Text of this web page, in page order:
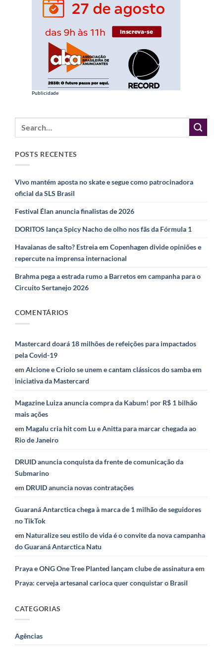
Publicidade
POSTS RECENTES
Vivo mantém aposta no skate e segue como patrocinadora
oficial da SLS Brasil
Festival Élan anuncia finalistas de 2026
DORITOS lança Spicy Nacho de olho nos fãs da Fórmula 1
Havaianas de salto? Estreia em Copenhagen divide opiniões e
repercute na imprensa internacional
Brahma pega a estrada rumo a Barretos em campanha para o
Circuito Sertanejo 2026
COMENTÁRIOS
Mastercard doará 18 milhões de refeições para impactados
pela Covid-19
em Alcione e Criolo se unem e cantam clássicos do samba em
iniciativa da Mastercard
Magazine Luiza anuncia compra da Kabum! por R$ 1 bilhão
mais ações
em Magalu cria hit com Lu e Anitta para marcar chegada ao
Rio de Janeiro
DRUID anuncia conquista da frente de comunicação da
Submarino
em DRUID anuncia novas contratações
Guaraná Antarctica chega à marca de 1 milhão de seguidores
no TikTok
em Naturalize seu estilo de vida é o convite da nova campanha
do Guaraná Antarctica Natu
Praya e ONG One Tree Planted lançam clube de assinaturaem
Praya: cerveja artesanal carioca quer conquistar o Brasil
CATEGORIAS
Agências